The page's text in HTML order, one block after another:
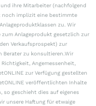
ihre Mitarbeiter (nachfolgend
noch implizit eine bestimmte
zu. Wir
Anlageprodukt gesetzlich zur
Verkaufsprospekt) zur
Berater zu konsultieren.Wir
Angemessenheit,
zur Verfügung gestellten
veröffentlichten Inhalte
so geschieht dies auf eigenes
unsere Haftung für etwaige